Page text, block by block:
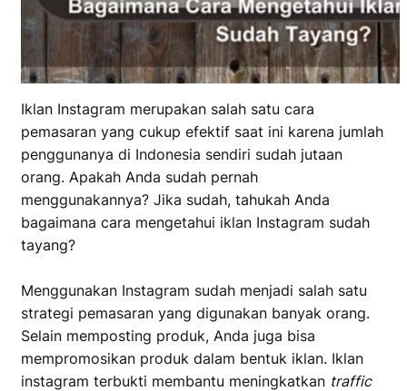
Iklan Instagram merupakan salah satu cara
pemasaran yang cukup efektif saat ini karena jumlah
penggunanya di Indonesia sendiri sudah jutaan
orang. Apakah Anda sudah pernah
menggunakannya? Jika sudah, tahukah Anda
bagaimana cara mengetahui iklan Instagram sudah
tayang?
Menggunakan Instagram sudah menjadi salah satu
strategi pemasaran yang digunakan banyak orang.
Selain memposting produk, Anda juga bisa
mempromosikan produk dalam bentuk iklan. Iklan
instagram terbukti membantu meningkatkan traffic